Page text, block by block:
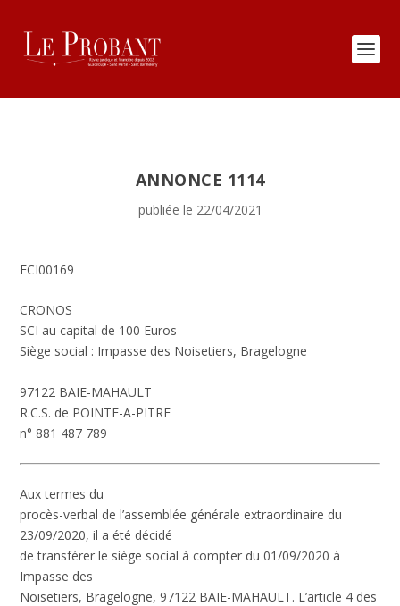
ANNONCE 1114
publiée le 22/04/2021
FCI00169
CRONOS
SCI au capital de 100 Euros
Siège social : Impasse des Noisetiers, Bragelogne
97122 BAIE-MAHAULT
R.C.S. de POINTE-A-PITRE
n° 881 487 789
Aux termes du
procès-verbal de l’assemblée générale extraordinaire du
23/09/2020, il a été décidé
de transférer le siège social à compter du 01/09/2020 à
Impasse des
Noisetiers, Bragelogne, 97122 BAIE-MAHAULT. L’article 4 des